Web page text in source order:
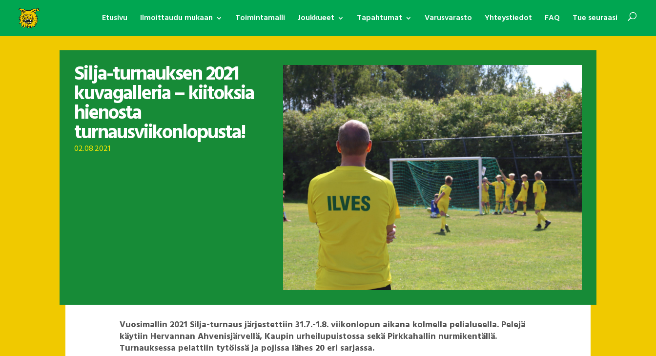
Etusivu Ilmoittaudu mukaan Toimintamalli Joukkueet Tapahtumat Varusvarasto Yhteystiedot FAQ Tue seuraasi
Silja-turnauksen 2021
kuvagalleria – kiitoksia
hienosta
turnausviikonlopusta!
02.08.2021
Vuosimallin 2021 Silja-turnaus järjestettiin 31.7.-1.8. viikonlopun aikana kolmella pelialueella. Pelejä
käytiin Hervannan Ahvenisjärvellä, Kaupin urheilupuistossa sekä Pirkkahallin nurmikentällä.
Turnauksessa pelattiin tytöissä ja pojissa lähes 20 eri sarjassa.